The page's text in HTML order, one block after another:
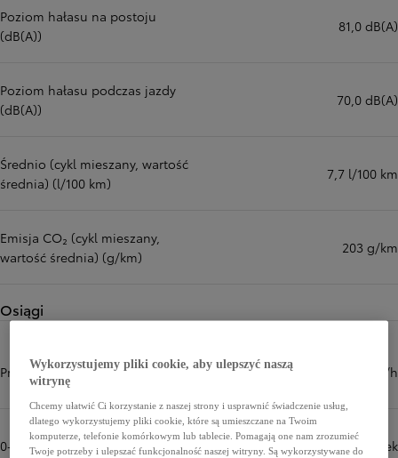
Poziom hałasu na postoju
(dB(A))
81,0 dB(A)
Poziom hałasu podczas jazdy
(dB(A))
70,0 dB(A)
Średnio (cykl mieszany, wartość
średnia) (l/100 km)
7,7 l/100 km
Emisja CO₂ (cykl mieszany,
wartość średnia) (g/km)
203 g/km
Osiągi
Prędkość maksymalna (km/h) 170 km/h
0-100 km/h (sek) 9,9 sek
Wykorzystujemy pliki cookie, aby ulepszyć naszą
witrynę
Chcemy ułatwić Ci korzystanie z naszej strony i usprawnić świadczenie usług,
dlatego wykorzystujemy pliki cookie, które są umieszczane na Twoim
komputerze, telefonie komórkowym lub tablecie. Pomagają one nam zrozumieć
Twoje potrzeby i ulepszać funkcjonalność naszej witryny. Są wykorzystywane do